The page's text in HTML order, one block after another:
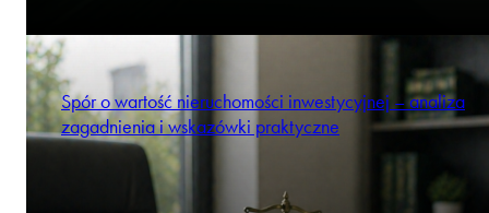
Spór o wartość nieruchomości inwestycyjnej – analiza
zagadnienia i wskazówki praktyczne